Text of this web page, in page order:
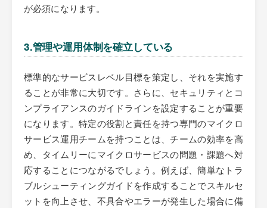
が必須になります。
3.管理や運用体制を確立している
標準的なサービスレベル目標を策定し、それを実施す
ることが非常に大切です。さらに、セキュリティとコ
ンプライアンスのガイドラインを設定することが重要
になります。特定の役割と責任を持つ専門のマイクロ
サービス運用チームを持つことは、チームの効率を高
め、タイムリーにマイクロサービスの問題・課題へ対
応することにつながるでしょう。例えば、簡単なトラ
ブルシューティングガイドを作成することでスキルセ
ットを向上させ、不具合やエラーが発生した場合に備